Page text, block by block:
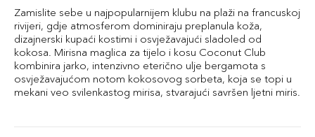
Zamislite sebe u najpopularnijem klubu na plaži na francuskoj
rivijeri, gdje atmosferom dominiraju preplanula koža,
dizajnerski kupaći kostimi i osvježavajući sladoled od
kokosa. Mirisna maglica za tijelo i kosu Coconut Club
kombinira jarko, intenzivno eterično ulje bergamota s
osvježavajućom notom kokosovog sorbeta, koja se topi u
mekani veo svilenkastog mirisa, stvarajući savršen ljetni miris.